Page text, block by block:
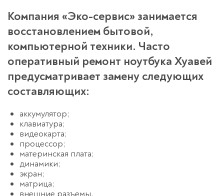
Компания «Эко-сервис» занимается
восстановлением бытовой,
компьютерной техники. Часто
оперативный ремонт ноутбука Хуавей
предусматривает замену следующих
составляющих:
аккумулятор;
клавиатура;
видеокарта;
процессор;
материнская плата;
динамики;
экран;
матрица;